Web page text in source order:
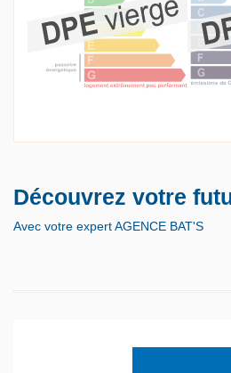
Découvrez votre
Avec votre expert AGENCE BAT'S